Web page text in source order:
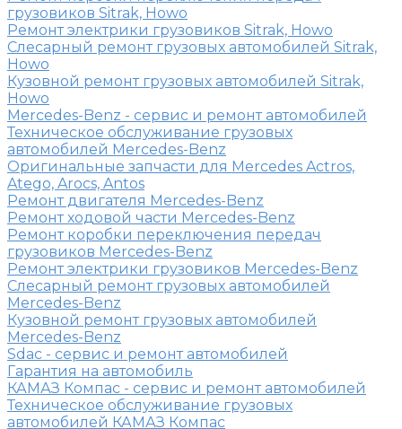
грузовиков Sitrak, Howo
Ремонт электрики грузовиков Sitrak, Howo
Слесарный ремонт грузовых автомобилей Sitrak,
Howo
Кузовной ремонт грузовых автомобилей Sitrak,
Howo
Mercedes-Benz - сервис и ремонт автомобилей
Техническое обслуживание грузовых
автомобилей Mercedes-Benz
Оригинальные запчасти для Mercedes Actros,
Atego, Arocs, Antos
Ремонт двигателя Mercedes-Benz
Ремонт ходовой части Mercedes-Benz
Ремонт коробки переключения передач
грузовиков Mercedes-Benz
Ремонт электрики грузовиков Mercedes-Benz
Слесарный ремонт грузовых автомобилей
Mercedes-Benz
Кузовной ремонт грузовых автомобилей
Mercedes-Benz
Sdac - сервис и ремонт автомобилей
Гарантия на автомобиль
КАМАЗ Компас - сервис и ремонт автомобилей
Техническое обслуживание грузовых
автомобилей КАМАЗ Компас